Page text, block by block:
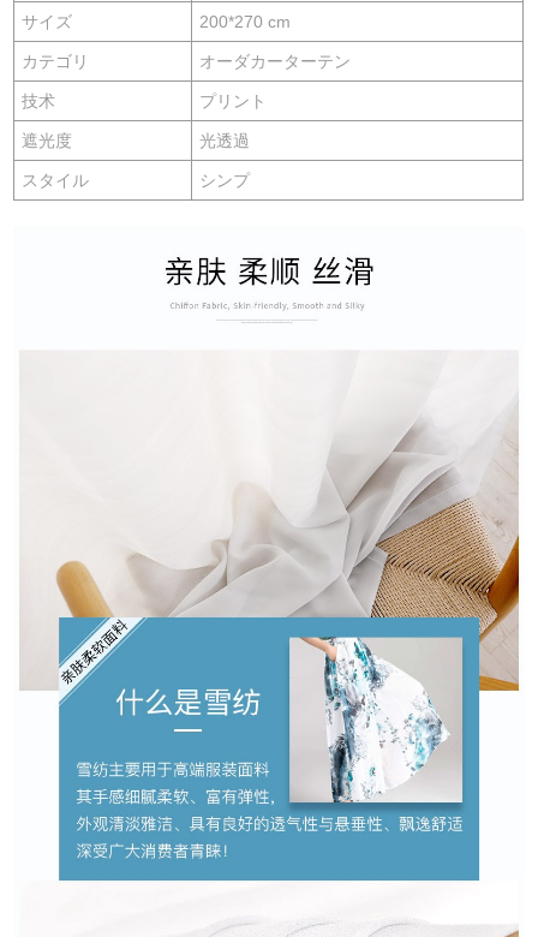
サイズ 200*270 cm
カテゴリ オーダカーターテン
技术 プリント
遮光度 光透過
スタイル シンプ